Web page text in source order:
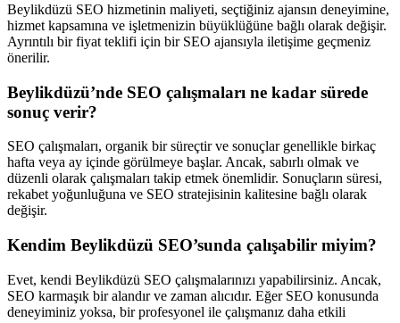
Beylikdüzü SEO hizmetinin maliyeti, seçtiğiniz ajansın deneyimine,
hizmet kapsamına ve işletmenizin büyüklüğüne bağlı olarak değişir.
Ayrıntılı bir fiyat teklifi için bir SEO ajansıyla iletişime geçmeniz
önerilir.
Beylikdüzü’nde SEO çalışmaları ne kadar sürede
sonuç verir?
SEO çalışmaları, organik bir süreçtir ve sonuçlar genellikle birkaç
hafta veya ay içinde görülmeye başlar. Ancak, sabırlı olmak ve
düzenli olarak çalışmaları takip etmek önemlidir. Sonuçların süresi,
rekabet yoğunluğuna ve SEO stratejisinin kalitesine bağlı olarak
değişir.
Kendim Beylikdüzü SEO’sunda çalışabilir miyim?
Evet, kendi Beylikdüzü SEO çalışmalarınızı yapabilirsiniz. Ancak,
SEO karmaşık bir alandır ve zaman alıcıdır. Eğer SEO konusunda
deneyiminiz yoksa, bir profesyonel ile çalışmanız daha etkili